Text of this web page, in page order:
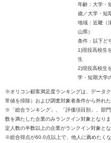
年齢：大学・
歳／大学・短
地域：近畿（
山県）
条件：以下ど
1)現役高校生
生
2)現役高校生
学・短期大学
※オリコン顧客満足度ランキングは、データ
常値を排除）および調査対象者条件から外れ
※「総合ランキング」、「評価項目別」、部
数を満たした企業のみランクイン対象となり
定人数の半数以上の企業がランクイン対象とな
※総合得点が60.0点以上で、他人に薦めたく